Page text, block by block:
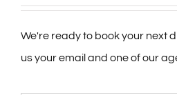
We're ready to book your next
us your email and one of our